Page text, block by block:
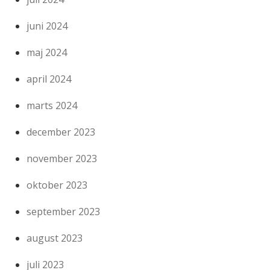
juni 2024
maj 2024
april 2024
marts 2024
december 2023
november 2023
oktober 2023
september 2023
august 2023
juli 2023